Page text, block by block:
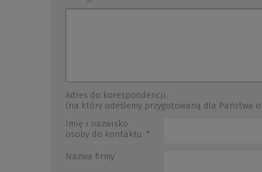
Adres do korespondencji:
(na który odeślemy przygotowaną dla Państwa
Imię i nazwisko
osoby do kontaktu *
Nazwa firmy